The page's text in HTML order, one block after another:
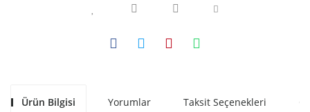
Ürün Bilgisi Yorumlar Taksit Seçenekleri